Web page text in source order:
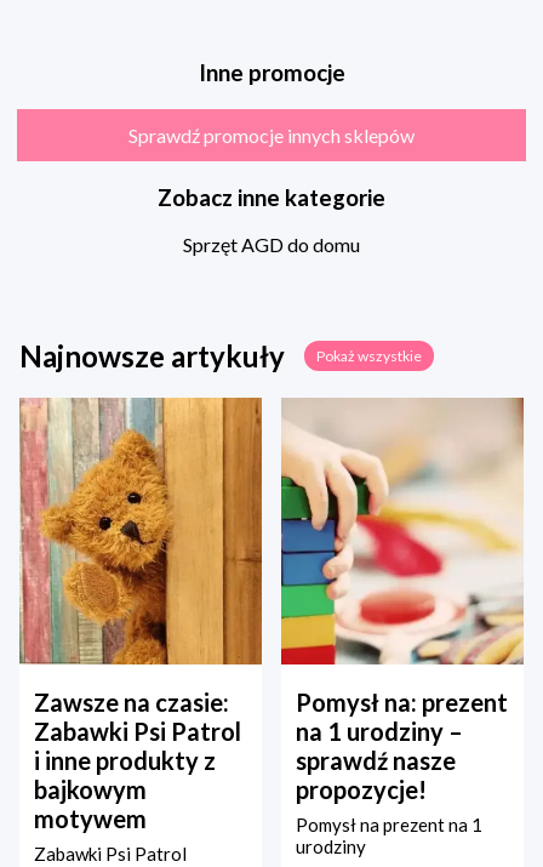
Inne promocje
Sprawdź promocje innych sklepów
Zobacz inne kategorie
Sprzęt AGD do domu
Najnowsze artykuły Pokaż wszystkie
Zawsze na czasie:
Zabawki Psi Patrol
i inne produkty z
bajkowym
motywem
Zabawki Psi Patrol
Pomysł na: prezent
na 1 urodziny –
sprawdź nasze
propozycje!
Pomysł na prezent na 1
urodziny